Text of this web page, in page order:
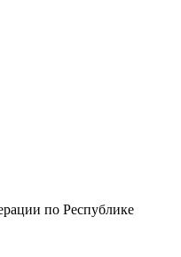
по Республике